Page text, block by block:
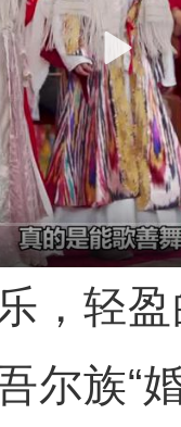
轻盈
尔族“